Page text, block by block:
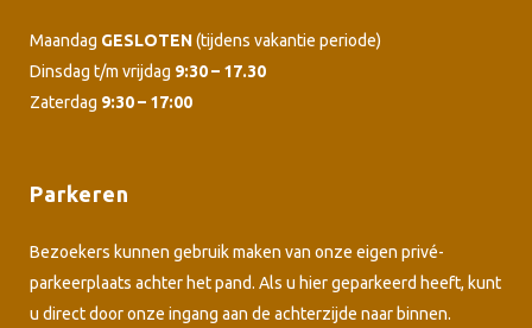
Maandag GESLOTEN(tijdens vakantie periode)
Dinsdag t/m vrijdag 9:30 – 17.30
Zaterdag 9:30 – 17:00
Parkeren
Bezoekers kunnen gebruik maken van onze eigen privé-
parkeerplaats achter het pand. Als u hier geparkeerd heeft, kunt
u direct door onze ingang aan de achterzijde naar binnen.